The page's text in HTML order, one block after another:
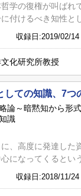
学の復権が叫ばれ
付けるべき知性と
収録日:2019/02/
化研究所教授
しての知識、7つ
論～暗黙知から形
識
、高度に発達した
になってくるとい
収録日:2018/11/